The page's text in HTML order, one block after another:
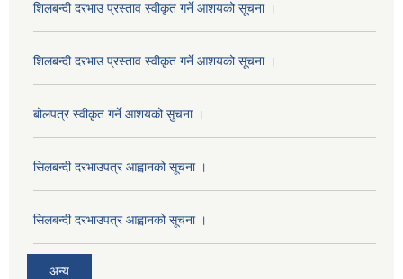
शिलबन्दी दरभाउ प्रस्ताव स्वीकृत गर्ने आशयको सूचना ।
शिलबन्दी दरभाउ प्रस्ताव स्वीकृत गर्ने आशयको सूचना ।
बोलपत्र स्वीकृत गर्ने आशयको सुचना ।
सिलबन्दी दरभाउपत्र आह्वानको सूचना ।
सिलबन्दी दरभाउपत्र आह्वानको सूचना ।
अन्य